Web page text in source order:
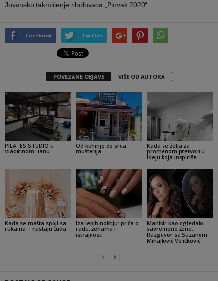
Jovansko takmičenje ribolovaca „Plovak 2020“.
Facebook Twitter
POVEZANE OBJAVE VIŠE OD AUTORA
PILATES STUDIO u
Vladičinom Hanu
Od kuhinje do srca
mušterija
Kada se želja za
promenom pretvori u
ideju koja inspiriše
Kada se mašta spoji sa
rukama – nastaju čuda
Iza lepih noktiju: priča o
radu, ženama i
istrajnosti
Manikir kao ogledalo
savremene žene:
Razgovor sa Suzanom
Mihajlović Veličković